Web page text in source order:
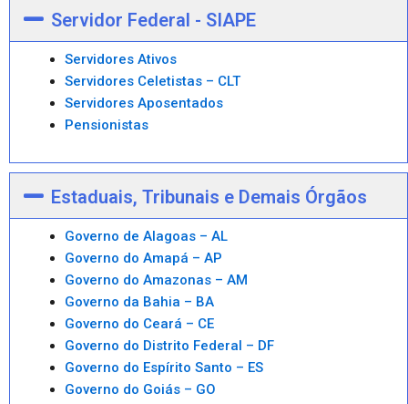
Servidor Federal - SIAPE
Servidores Ativos
Servidores Celetistas – CLT
Servidores Aposentados
Pensionistas
Estaduais, Tribunais e Demais Órgãos
Governo de Alagoas – AL
Governo do Amapá – AP
Governo do Amazonas – AM
Governo da Bahia – BA
Governo do Ceará – CE
Governo do Distrito Federal – DF
Governo do Espírito Santo – ES
Governo do Goiás – GO